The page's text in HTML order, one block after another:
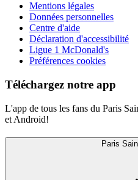
Mentions légales
Données personnelles
Centre d'aide
Déclaration d'accessibilité
Ligue 1 McDonald's
Préférences cookies
Téléchargez notre app
L'app de tous les fans du Paris
et Android!
Paris